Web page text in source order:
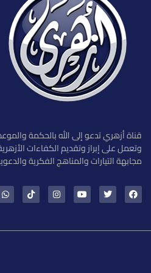
قناة أزهري تدعو إلى الله بالحكمة
وتعمل على إبراز وتقديم الكفاءات
مجابهة التيارات والمناهج الفكرية